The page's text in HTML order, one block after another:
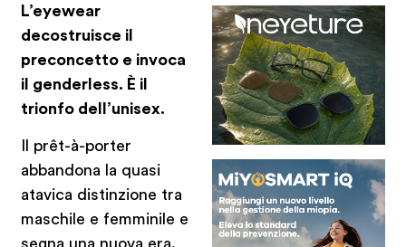
L’eyewear
decostruisce il
preconcetto e invoca
il genderless. È il
trionfo dell’unisex.
Il prêt-à-porter
abbandona la quasi
atavica distinzione tra
maschile e femminile e
segna una nuova era.